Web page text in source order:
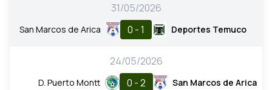
31/05/2026
San Marcos de Arica 0 - 1 Deportes Temuco
24/05/2026
D. Puerto Montt 0 - 2 San Marcos de Arica